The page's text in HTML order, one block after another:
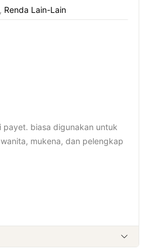
, Renda Lain-Lain
payet. biasa digunakan untuk
mukena, dan pelengkap